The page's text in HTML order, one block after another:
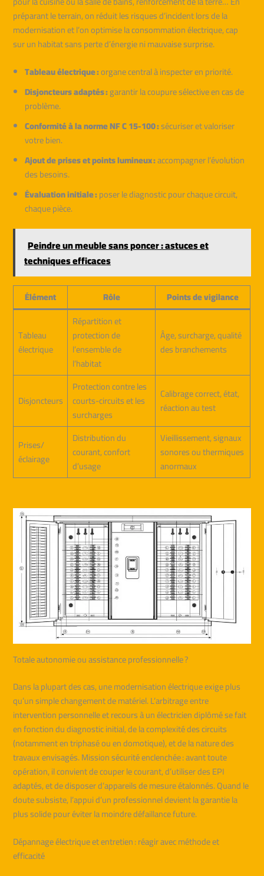
préparant le terrain, on réduit les risques d’incident lors de la
modernisation et l’on optimise la consommation électrique, cap
sur un habitat sans perte d’énergie ni mauvaise surprise.
Tableau électrique :organe central à inspecter en priorité.
Disjoncteurs adaptés :garantir la coupure sélective en cas de
problème.
Conformité à la norme NF C 15-100 :sécuriser et valoriser
votre bien.
Ajout de prises et points lumineux :accompagner l’évolution
des besoins.
Évaluation initiale :poser le diagnostic pour chaque circuit,
chaque pièce.
Peindre un meuble sans poncer : astuces et
techniques efficaces
Élément Rôle Points de vigilance
Tableau
électrique
Répartition et
protection de
l’ensemble de
l’habitat
Âge, surcharge, qualité
des branchements
Disjoncteurs
Protection contre les
courts-circuits et les
surcharges
Calibrage correct, état,
réaction au test
Prises/
éclairage
Distribution du
courant, confort
d’usage
Vieillissement, signaux
sonores ou thermiques
anormaux
Totale autonomie ou assistance professionnelle ?
Dans la plupart des cas, une modernisation électrique exige plus
qu’un simple changement de matériel. L’arbitrage entre
intervention personnelle et recours à un électricien diplômé se fait
en fonction du diagnostic initial, de la complexité des circuits
(notamment en triphasé ou en domotique), et de la nature des
travaux envisagés. Mission sécurité enclenchée : avant toute
opération, il convient de couper le courant, d’utiliser des EPI
adaptés, et de disposer d’appareils de mesure étalonnés. Quand le
doute subsiste, l’appui d’un professionnel devient la garantie la
plus solide pour éviter la moindre défaillance future.
Dépannage électrique et entretien : réagir avec méthode et
efficacité